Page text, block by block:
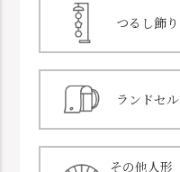
つるし飾り
ランドセル
その他人形